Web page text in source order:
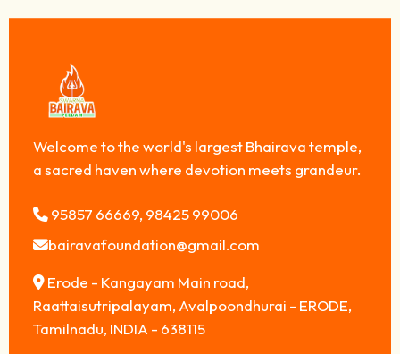
Welcome to the world's largest Bhairava temple,
a sacred haven where devotion meets grandeur.
95857 66669, 98425 99006
bairavafoundation@gmail.com
Erode - Kangayam Main road,
Raattaisutripalayam, Avalpoondhurai - ERODE,
Tamilnadu, INDIA - 638115